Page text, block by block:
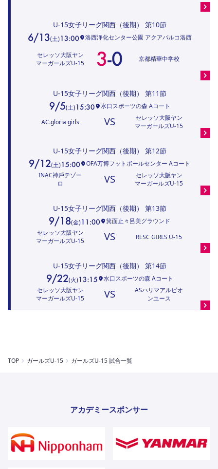
U-15女子リーグ関西（後期） 第10節
6/13(土)13:00 洛西浄化センター公園 アクアパルコ洛西
セレッソ大阪ヤン
マーガールズU-15
3-0 京都精華中学校
U-15女子リーグ関西（後期） 第11節
9/5(土)15:30 水口スポーツの森 Aコート
セレッソ大阪ヤン
マーガールズU-15
VS
AC.gloria girls
U-15女子リーグ関西（後期） 第12節
9/12(土)15:00 OFA万博フットボールセンター Aコート
セレッソ大阪ヤン
マーガールズU-15
VS
INAC神⼾テゾー
ロ
U-15女子リーグ関西（後期） 第13節
9/18(金)11:00 箕面止々呂美グラウンド
セレッソ大阪ヤン
マーガールズU-15
VS RESC GIRLS U-15
U-15女子リーグ関西（後期） 第14節
9/22(火)13:15 水口スポーツの森 Aコート
セレッソ大阪ヤン
マーガールズU-15
VS
ASハリマアルビオ
ンユース
TOP ガールズU-15 ガールズU-15 試合一覧
アカデミースポンサー